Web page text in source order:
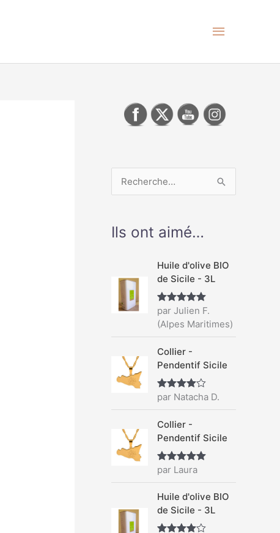
h
Ils ont aimé…
Huile d'olive BIO
de Sicile - 3L
Note5sur
5
par Julien F.
(Alpes Maritimes)
Collier -
Pendentif Sicile
Note4
par Natacha D.
Collier -
Pendentif Sicile
Note 5sur
par Laura
Huile d'olive BIO
de Sicile - 3L